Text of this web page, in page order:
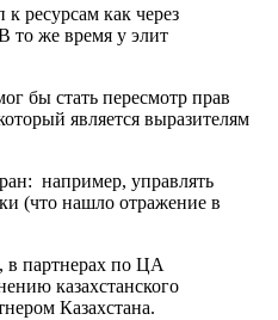
ресурсам как через
то же время у элит
бы стать пересмотр прав
является выразителям
например, управлять
(что нашло отражение в
в партнерах по ЦА
казахстанского
Казахстана.